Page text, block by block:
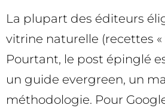
La plupart des éditeurs
vitrine naturelle (recettes
Pourtant, le post épinglé
un guide evergreen, un
méthodologie. Pour